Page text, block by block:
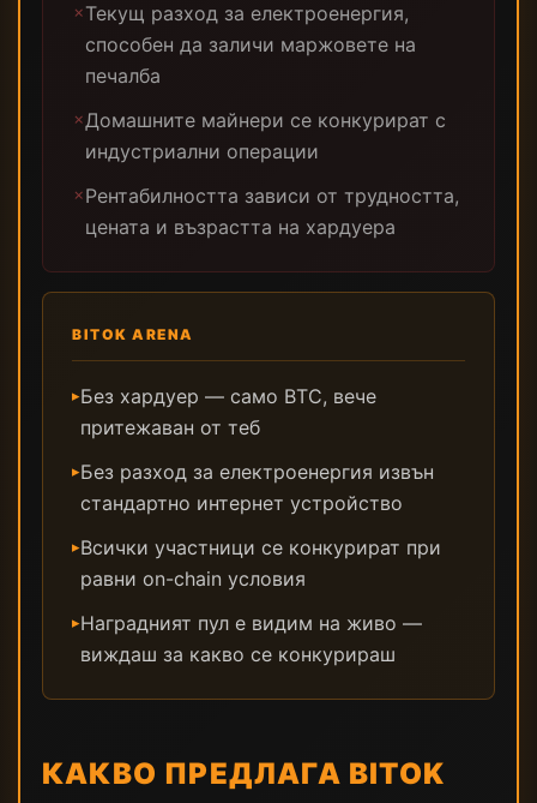
✗Текущ разход за електроенергия,
способен да заличи маржовете на
печалба
✗Домашните майнери се конкурират с
индустриални операции
✗Рентабилността зависи от трудността,
цената и възрастта на хардуера
BITOK ARENA
▸Без хардуер — само BTC, вече
притежаван от теб
▸Без разход за електроенергия извън
стандартно интернет устройство
▸Всички участници се конкурират при
равни on-chain условия
▸Наградният пул е видим на живо —
виждаш за какво се конкурираш
КАКВО ПРЕДЛАГА BITOK